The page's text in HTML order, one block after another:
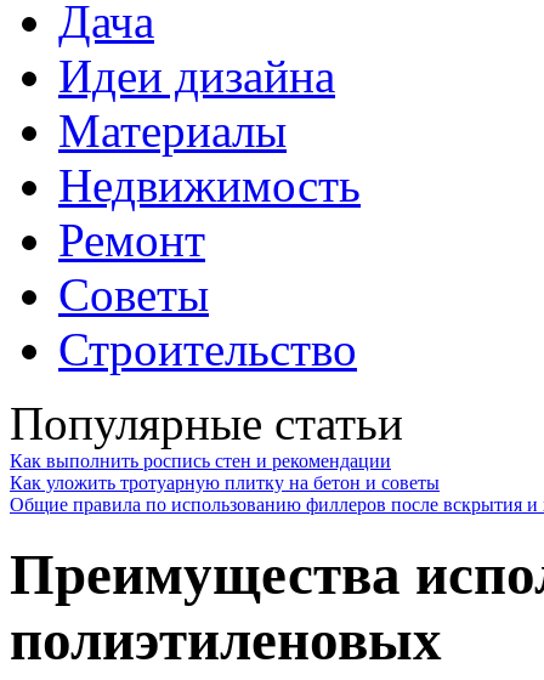
Дача
Идеи дизайна
Материалы
Недвижимость
Ремонт
Советы
Строительство
Популярные статьи
Как выполнить роспись стен и рекомендации
Как уложить тротуарную плитку на бетон и советы
Общие правила по использованию филлеров после вскрытия и
Преимущества
полиэтиленовых